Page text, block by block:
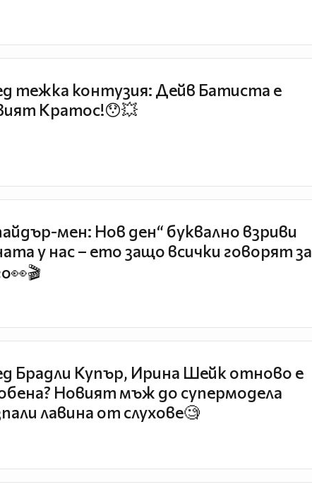
тежка контузия: Дейв Батиста е
Кратос!😯💥
мен: Нов ден“ буквално взриви
у нас – ето защо всички говорят за
Брадли Купър, Ирина Шейк отново е
Новият мъж до супермодела
лавина от слухове🧐